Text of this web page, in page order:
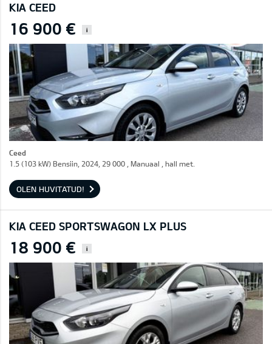
KIA CEED
16 900 € i
Ceed
1.5 (103 kW) Bensiin, 2024, 29 000 , Manuaal , hall met.
OLEN HUVITATUD!
KIA CEED SPORTSWAGON LX PLUS
18 900 € i